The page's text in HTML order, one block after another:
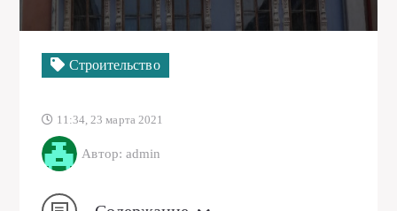
Строительство
11:34, 23 марта 2021
Автор: admin